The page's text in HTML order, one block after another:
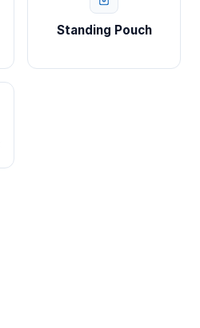
Standing Pouch